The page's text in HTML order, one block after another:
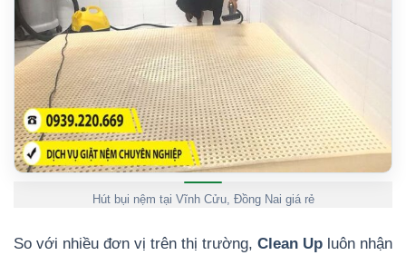
Hút bụi nệm tại Vĩnh Cửu, Đồng Nai giá rẻ
So với nhiều đơn vị trên thị trường, Clean Up luôn nhận